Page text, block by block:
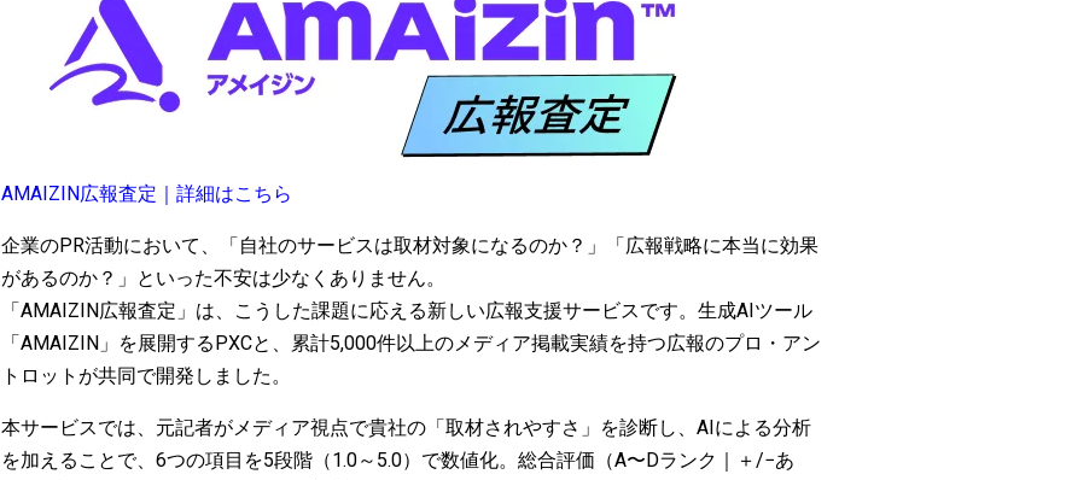
AMAIZIN広報査定｜詳細はこちら
企業のPR活動において、「自社のサービスは取材対象になるのか？」「広報戦略に本当に効果
があるのか？」といった不安は少なくありません。
「AMAIZIN広報査定」は、こうした課題に応える新しい広報支援サービスです。生成AIツール
「AMAIZIN」を展開するPXCと、累計5,000件以上のメディア掲載実績を持つ広報のプロ・アン
トロットが共同で開発しました。
本サービスでは、元記者がメディア視点で貴社の「取材されやすさ」を診断し、AIによる分析
を加えることで、6つの項目を5段階（1.0～5.0）で数値化。総合評価（A〜Dランク｜＋/−あ